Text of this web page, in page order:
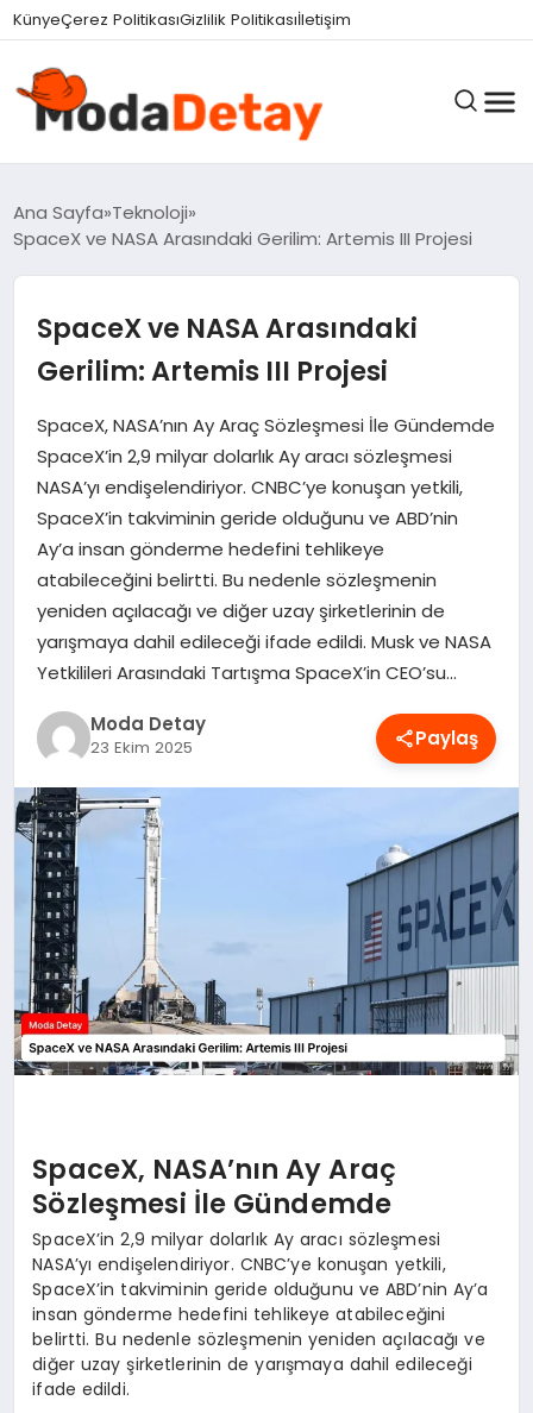
KünyeÇerez PolitikasıGizlilik Politikasıİletişim
GÜNDEM
EĞITIM
EKONOMI
MAGAZIN
SAĞLIK
SPOR
TEKNOLOJI
YAŞAM
Ana Sayfa Teknoloji
SpaceX ve NASA Arasındaki Gerilim: Artemis III Projesi
SpaceX ve NASA Arasındaki
Gerilim: Artemis III Projesi
SpaceX, NASA’nın Ay Araç Sözleşmesi İle Gündemde
SpaceX’in 2,9 milyar dolarlık Ay aracı sözleşmesi
NASA’yı endişelendiriyor. CNBC’ye konuşan yetkili,
SpaceX’in takviminin geride olduğunu ve ABD’nin
Ay’a insan gönderme hedefini tehlikeye
atabileceğini belirtti. Bu nedenle sözleşmenin
yeniden açılacağı ve diğer uzay şirketlerinin de
yarışmaya dahil edileceği ifade edildi. Musk ve NASA
Yetkilileri Arasındaki Tartışma SpaceX’in CEO’su…
Moda Detay
23 Ekim 2025 Paylaş
SpaceX, NASA’nın Ay Araç
Sözleşmesi İle Gündemde
SpaceX’in 2,9 milyar dolarlık Ay aracı sözleşmesi
NASA’yı endişelendiriyor. CNBC’ye konuşan yetkili,
SpaceX’in takviminin geride olduğunu ve ABD’nin Ay’a
insan gönderme hedefini tehlikeye atabileceğini
belirtti. Bu nedenle sözleşmenin yeniden açılacağı ve
diğer uzay şirketlerinin de yarışmaya dahil edileceği
ifade edildi.